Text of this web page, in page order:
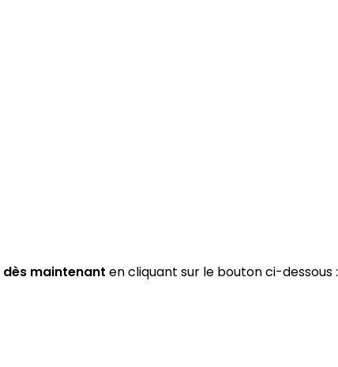
dès maintenant en cliquant sur le bouton ci-dessous :